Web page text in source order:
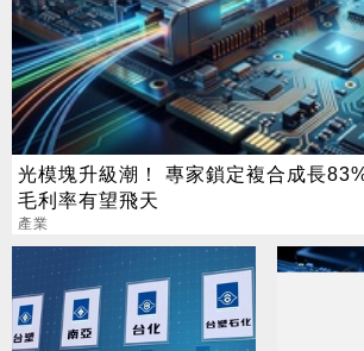
光模塊升級潮！ 專家鎖定複合成長
毛利率有望飛天
產業